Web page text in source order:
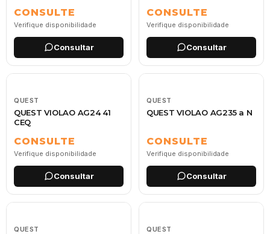
CONSULTE
Verifique disponibilidade
Consultar
CONSULTE
Verifique disponibilidade
Consultar
QUEST
QUEST VIOLAO AG24 41
CEQ
CONSULTE
Verifique disponibilidade
Consultar
QUEST
QUEST VIOLAO AG235 a N
CONSULTE
Verifique disponibilidade
Consultar
QUEST QUEST